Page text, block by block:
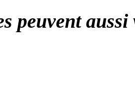
peuvent